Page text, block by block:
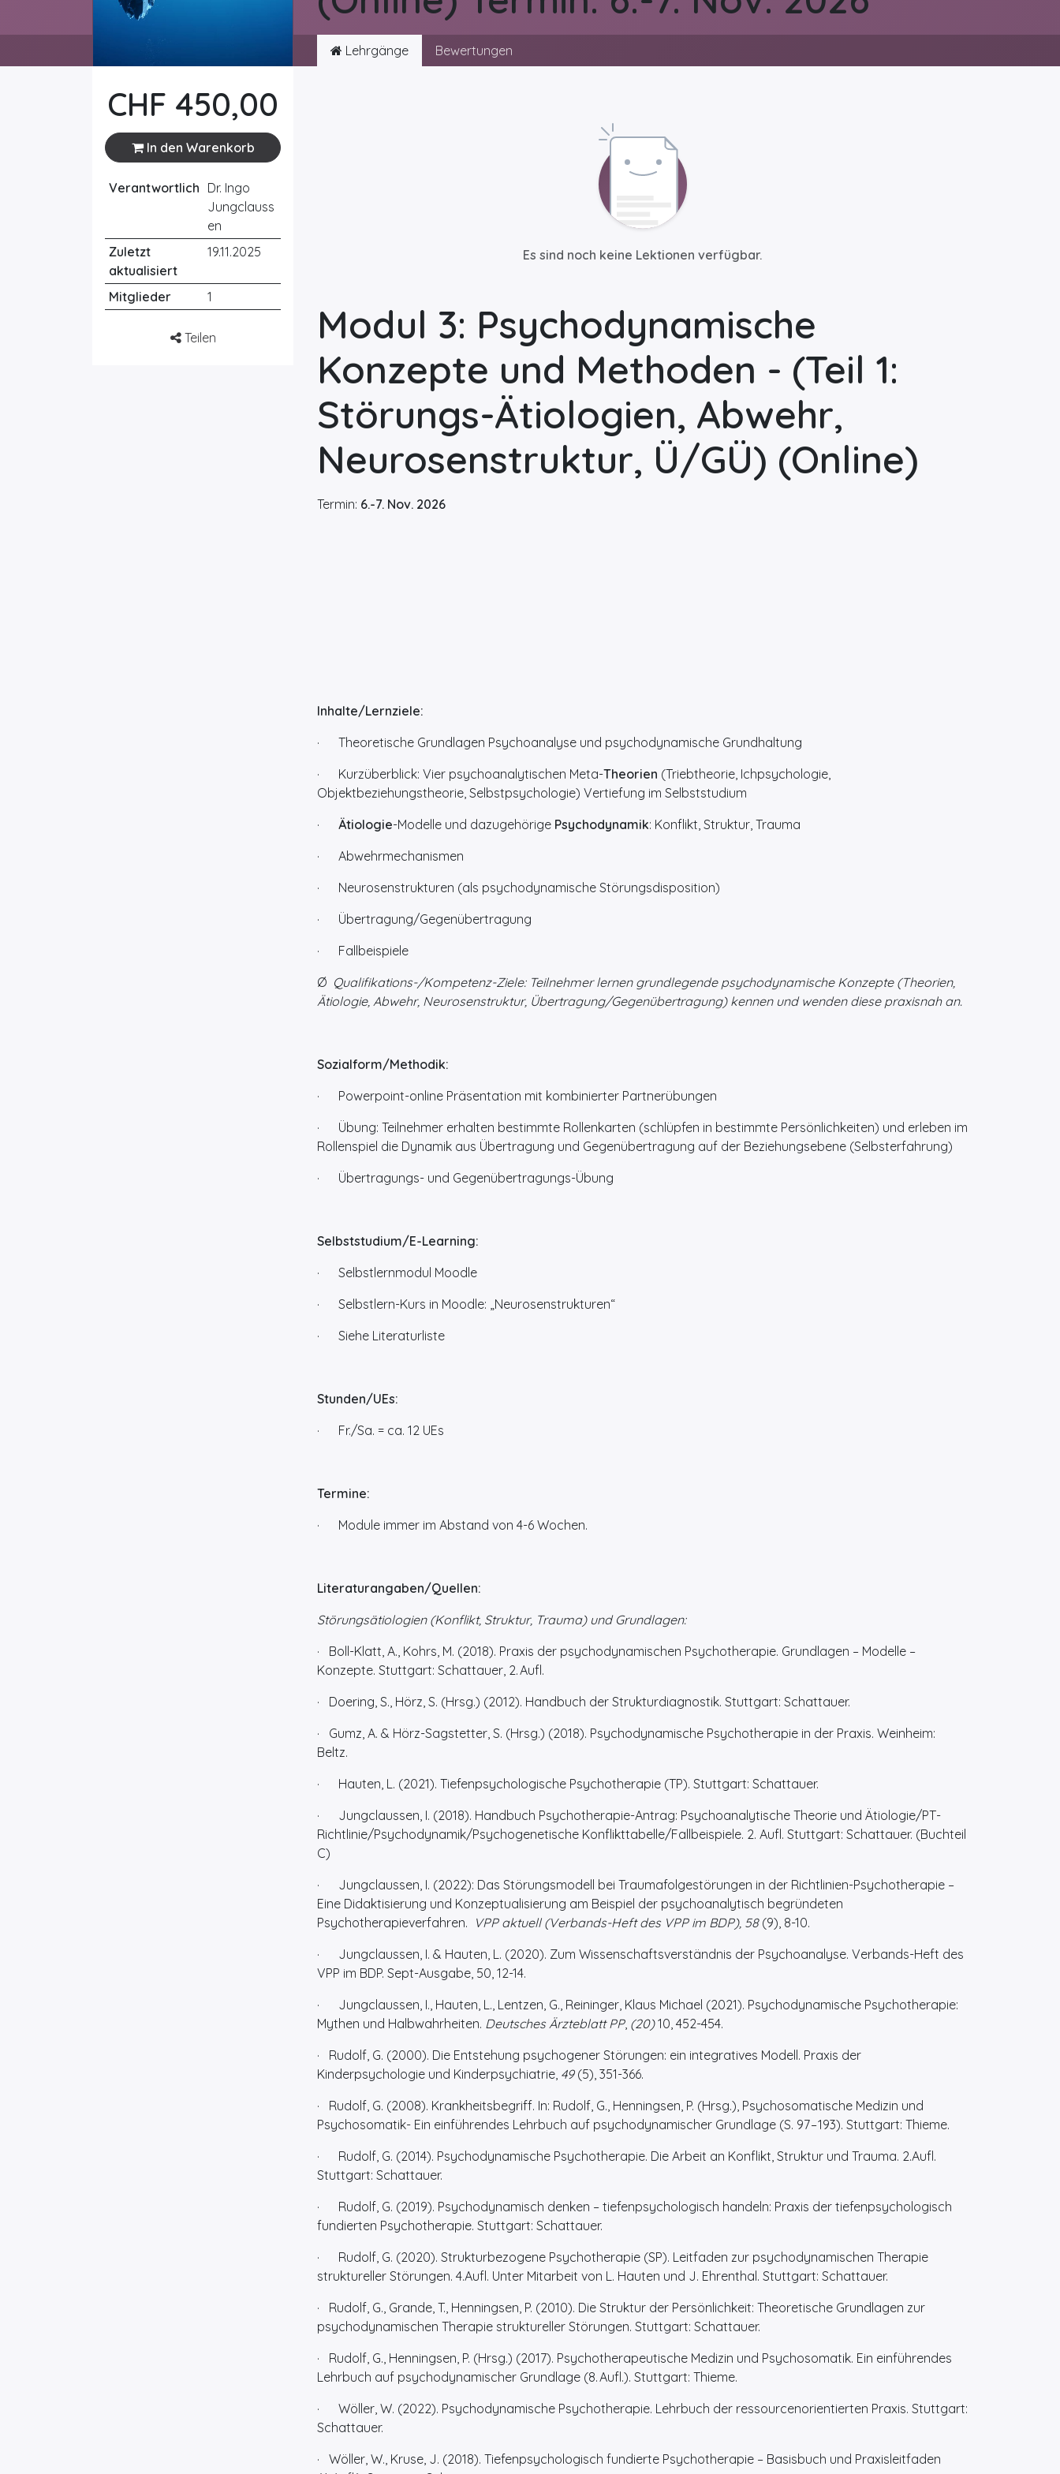
CHF 450,00
In den Warenkorb
Verantwortlich Dr. Ingo
Jungclauss
en
Zuletzt
aktualisiert
19.11.2025
Mitglieder 1
Teilen
Lehrgänge Bewertungen
Es sind noch keine Lektionen verfügbar.
Modul 3: Psychodynamische
Konzepte und Methoden - (Teil 1:
Störungs-Ätiologien, Abwehr,
Neurosenstruktur, Ü/GÜ) (Online)
Termin: 6.-7. Nov. 2026
Inhalte/Lernziele:
· Theoretische Grundlagen Psychoanalyse und psychodynamische Grundhaltung
· Kurzüberblick: Vier psychoanalytischen Meta-Theorien (Triebtheorie, Ichpsychologie,
Objektbeziehungstheorie, Selbstpsychologie) Vertiefung im Selbststudium
· Ätiologie-Modelle und dazugehörige Psychodynamik: Konflikt, Struktur, Trauma
· Abwehrmechanismen
· Neurosenstrukturen (als psychodynamische Störungsdisposition)
· Übertragung/Gegenübertragung
· Fallbeispiele
Ø Qualifikations-/Kompetenz-Ziele: Teilnehmer lernen grundlegende psychodynamische Konzepte (Theorien,
Ätiologie, Abwehr, Neurosenstruktur, Übertragung/Gegenübertragung) kennen und wenden diese praxisnah an.
Sozialform/Methodik:
· Powerpoint-online Präsentation mit kombinierter Partnerübungen
· Übung: Teilnehmer erhalten bestimmte Rollenkarten (schlüpfen in bestimmte Persönlichkeiten) und erleben im
Rollenspiel die Dynamik aus Übertragung und Gegenübertragung auf der Beziehungsebene (Selbsterfahrung)
· Übertragungs- und Gegenübertragungs-Übung
Selbststudium/E-Learning:
· Selbstlernmodul Moodle
· Selbstlern-Kurs in Moodle: „Neurosenstrukturen“
· Siehe Literaturliste
Stunden/UEs:
· Fr./Sa. = ca. 12 UEs
Termine:
· Module immer im Abstand von 4-6 Wochen.
Literaturangaben/Quellen:
Störungsätiologien (Konflikt, Struktur, Trauma) und Grundlagen:
· Boll-Klatt, A., Kohrs, M. (2018). Praxis der psychodynamischen Psychotherapie. Grundlagen – Modelle –
Konzepte. Stuttgart: Schattauer, 2. Aufl.
· Doering, S., Hörz, S. (Hrsg.) (2012). Handbuch der Strukturdiagnostik. Stuttgart: Schattauer.
· Gumz, A. & Hörz-Sagstetter, S. (Hrsg.) (2018). Psychodynamische Psychotherapie in der Praxis. Weinheim:
Beltz.
· Hauten, L. (2021). Tiefenpsychologische Psychotherapie (TP). Stuttgart: Schattauer.
· Jungclaussen, I. (2018). Handbuch Psychotherapie-Antrag: Psychoanalytische Theorie und Ätiologie/PT-
Richtlinie/Psychodynamik/Psychogenetische Konflikttabelle/Fallbeispiele. 2. Aufl. Stuttgart: Schattauer. (Buchteil
C)
· Jungclaussen, I. (2022): Das Störungsmodell bei Traumafolgestörungen in der Richtlinien-Psychotherapie –
Eine Didaktisierung und Konzeptualisierung am Beispiel der psychoanalytisch begründeten
Psychotherapieverfahren. VPP aktuell (Verbands-Heft des VPP im BDP), 58(9), 8-10.
· Jungclaussen, I. & Hauten, L. (2020). Zum Wissenschaftsverständnis der Psychoanalyse. Verbands-Heft des
VPP im BDP. Sept-Ausgabe, 50, 12-14.
· Jungclaussen, I., Hauten, L., Lentzen, G., Reininger, Klaus Michael (2021). Psychodynamische Psychotherapie:
Mythen und Halbwahrheiten. Deutsches Ärzteblatt PP, (20)10, 452-454.
· Rudolf, G. (2000). Die Entstehung psychogener Störungen: ein integratives Modell. Praxis der
Kinderpsychologie und Kinderpsychiatrie, 49(5), 351-366.
· Rudolf, G. (2008). Krankheitsbegriff. In: Rudolf, G., Henningsen, P. (Hrsg.), Psychosomatische Medizin und
Psychosomatik- Ein einführendes Lehrbuch auf psychodynamischer Grundlage (S. 97 – 193). Stuttgart: Thieme.
· Rudolf, G. (2014). Psychodynamische Psychotherapie. Die Arbeit an Konflikt, Struktur und Trauma. 2.Aufl.
Stuttgart: Schattauer.
· Rudolf, G. (2019). Psychodynamisch denken – tiefenpsychologisch handeln: Praxis der tiefenpsychologisch
fundierten Psychotherapie. Stuttgart: Schattauer.
· Rudolf, G. (2020). Strukturbezogene Psychotherapie (SP). Leitfaden zur psychodynamischen Therapie
struktureller Störungen. 4.Aufl. Unter Mitarbeit von L. Hauten und J. Ehrenthal. Stuttgart: Schattauer.
· Rudolf, G., Grande, T., Henningsen, P. (2010). Die Struktur der Persönlichkeit: Theoretische Grundlagen zur
psychodynamischen Therapie struktureller Störungen. Stuttgart: Schattauer.
· Rudolf, G., Henningsen, P. (Hrsg.) (2017). Psychotherapeutische Medizin und Psychosomatik. Ein einführendes
Lehrbuch auf psychodynamischer Grundlage (8. Aufl.). Stuttgart: Thieme.
· Wöller, W. (2022). Psychodynamische Psychotherapie. Lehrbuch der ressourcenorientierten Praxis. Stuttgart:
Schattauer.
· Wöller, W., Kruse, J. (2018). Tiefenpsychologisch fundierte Psychotherapie – Basisbuch und Praxisleitfaden